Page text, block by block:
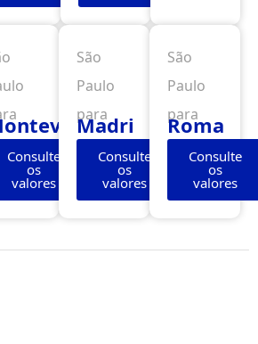
Consulte
os
valores
São
Paulo
para
Madri
Consulte
os
valores
São
Paulo
para
Roma
Consulte
os
valores